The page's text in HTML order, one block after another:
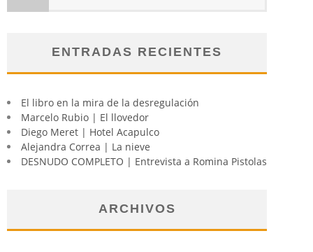
ENTRADAS RECIENTES
El libro en la mira de la desregulación
Marcelo Rubio | El llovedor
Diego Meret | Hotel Acapulco
Alejandra Correa | La nieve
DESNUDO COMPLETO | Entrevista a Romina Pistolas
ARCHIVOS